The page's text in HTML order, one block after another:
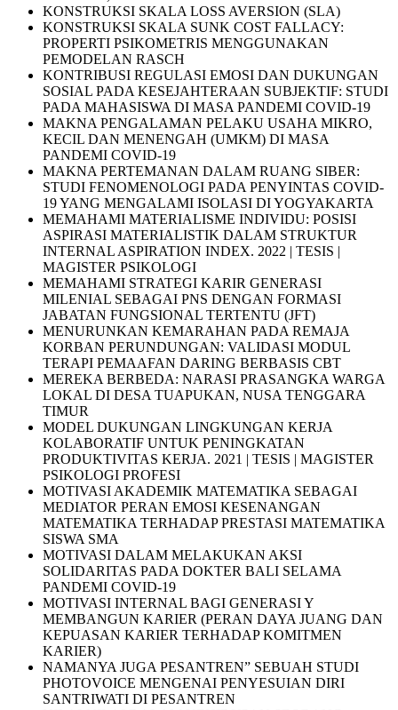
KONSTRUKSI SKALA LOSS AVERSION (SLA)
KONSTRUKSI SKALA SUNK COST FALLACY:
PROPERTI PSIKOMETRIS MENGGUNAKAN
PEMODELAN RASCH
KONTRIBUSI REGULASI EMOSI DAN DUKUNGAN
SOSIAL PADA KESEJAHTERAAN SUBJEKTIF: STUDI
PADA MAHASISWA DI MASA PANDEMI COVID-19
MAKNA PENGALAMAN PELAKU USAHA MIKRO,
KECIL DAN MENENGAH (UMKM) DI MASA
PANDEMI COVID-19
MAKNA PERTEMANAN DALAM RUANG SIBER:
STUDI FENOMENOLOGI PADA PENYINTAS COVID-
19 YANG MENGALAMI ISOLASI DI YOGYAKARTA
MEMAHAMI MATERIALISME INDIVIDU: POSISI
ASPIRASI MATERIALISTIK DALAM STRUKTUR
INTERNAL ASPIRATION INDEX. 2022 | TESIS |
MAGISTER PSIKOLOGI
MEMAHAMI STRATEGI KARIR GENERASI
MILENIAL SEBAGAI PNS DENGAN FORMASI
JABATAN FUNGSIONAL TERTENTU (JFT)
MENURUNKAN KEMARAHAN PADA REMAJA
KORBAN PERUNDUNGAN: VALIDASI MODUL
TERAPI PEMAAFAN DARING BERBASIS CBT
MEREKA BERBEDA: NARASI PRASANGKA WARGA
LOKAL DI DESA TUAPUKAN, NUSA TENGGARA
TIMUR
MODEL DUKUNGAN LINGKUNGAN KERJA
KOLABORATIF UNTUK PENINGKATAN
PRODUKTIVITAS KERJA. 2021 | TESIS | MAGISTER
PSIKOLOGI PROFESI
MOTIVASI AKADEMIK MATEMATIKA SEBAGAI
MEDIATOR PERAN EMOSI KESENANGAN
MATEMATIKA TERHADAP PRESTASI MATEMATIKA
SISWA SMA
MOTIVASI DALAM MELAKUKAN AKSI
SOLIDARITAS PADA DOKTER BALI SELAMA
PANDEMI COVID-19
MOTIVASI INTERNAL BAGI GENERASI Y
MEMBANGUN KARIER (PERAN DAYA JUANG DAN
KEPUASAN KARIER TERHADAP KOMITMEN
KARIER)
NAMANYA JUGA PESANTREN” SEBUAH STUDI
PHOTOVOICE MENGENAI PENYESUIAN DIRI
SANTRIWATI DI PESANTREN